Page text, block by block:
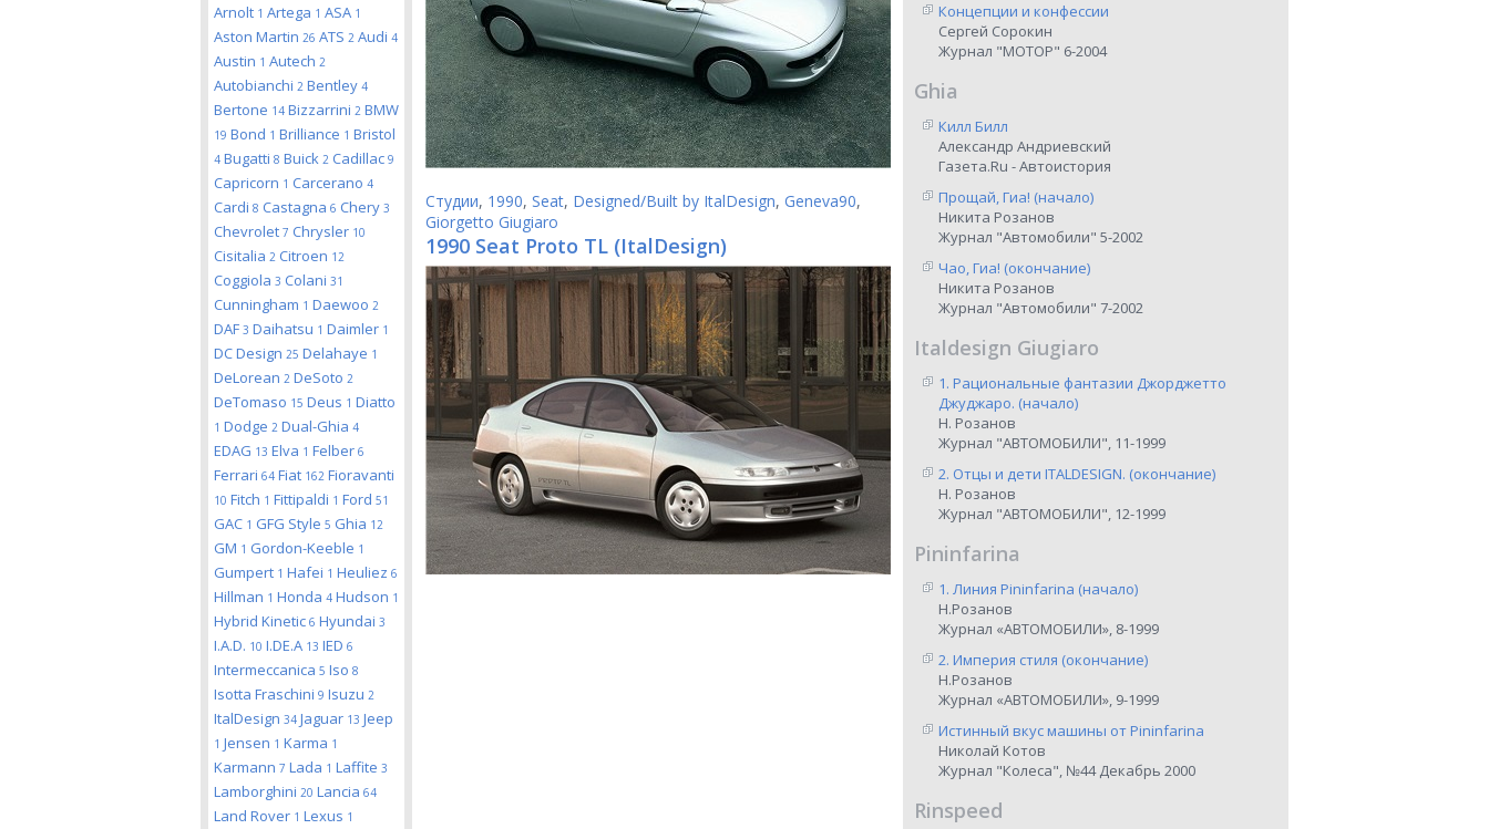
Arnolt 1 Artega 1 ASA 1
Aston Martin 26 ATS 2 Audi 4
Austin 1 Autech 2
Autobianchi 2 Bentley 4
Bertone 14 Bizzarrini 2 BMW
19 Bond 1 Brilliance 1 Bristol
4 Bugatti 8 Buick 2 Cadillac 9
Capricorn 1 Carcerano 4
Cardi 8 Castagna 6 Chery 3
Chevrolet 7 Chrysler 10
Cisitalia 2 Citroen 12
Coggiola 3 Colani 31
Cunningham 1 Daewoo 2
DAF 3 Daihatsu 1 Daimler 1
DC Design 25 Delahaye 1
DeLorean 2 DeSoto 2
DeTomaso 15 Deus 1 Diatto
1 Dodge 2 Dual-Ghia 4
EDAG 13 Elva 1 Felber 6
Ferrari 64 Fiat 162 Fioravanti
10 Fitch 1 Fittipaldi 1 Ford 51
GAC 1 GFG Style 5 Ghia 12
GM 1 Gordon-Keeble 1
Gumpert 1 Hafei 1 Heuliez 6
Hillman 1 Honda 4 Hudson 1
Hybrid Kinetic 6 Hyundai 3
I.A.D. 10 I.DE.A 13 IED 6
Intermeccanica 5 Iso 8
Isotta Fraschini 9 Isuzu 2
ItalDesign 34 Jaguar 13 Jeep
1 Jensen 1 Karma 1
Karmann 7 Lada 1 Laffite 3
Lamborghini 20 Lancia 64
Land Rover 1 Lexus 1
Студии, 1990, Seat, Designed/Built by ItalDesign, Geneva90,
Giorgetto Giugiaro
1990 Seat Proto TL (ItalDesign)
Концепции и конфессии
Сергей Сорокин
Журнал "МОТОР" 6-2004
Ghia
Килл Билл
Александр Андриевский
Газета.Ru - Автоистория
Прощай, Гиа! (начало)
Никита Розанов
Журнал "Автомобили" 5-2002
Чао, Гиа! (окончание)
Никита Розанов
Журнал "Автомобили" 7-2002
Italdesign Giugiaro
1. Рациональные фантазии Джорджетто
Джуджаро. (начало)
Н. Розанов
Журнал "АВТОМОБИЛИ", 11-1999
2. Отцы и дети ITALDESIGN. (окончание)
Н. Розанов
Журнал "АВТОМОБИЛИ", 12-1999
Pininfarina
1. Линия Pininfarina (начало)
Н.Розанов
Журнал «АВТОМОБИЛИ», 8-1999
2. Империя стиля (окончание)
Н.Розанов
Журнал «АВТОМОБИЛИ», 9-1999
Истинный вкус машины от Pininfarina
Николай Котов
Журнал "Колеса", №44 Декабрь 2000
Rinspeed